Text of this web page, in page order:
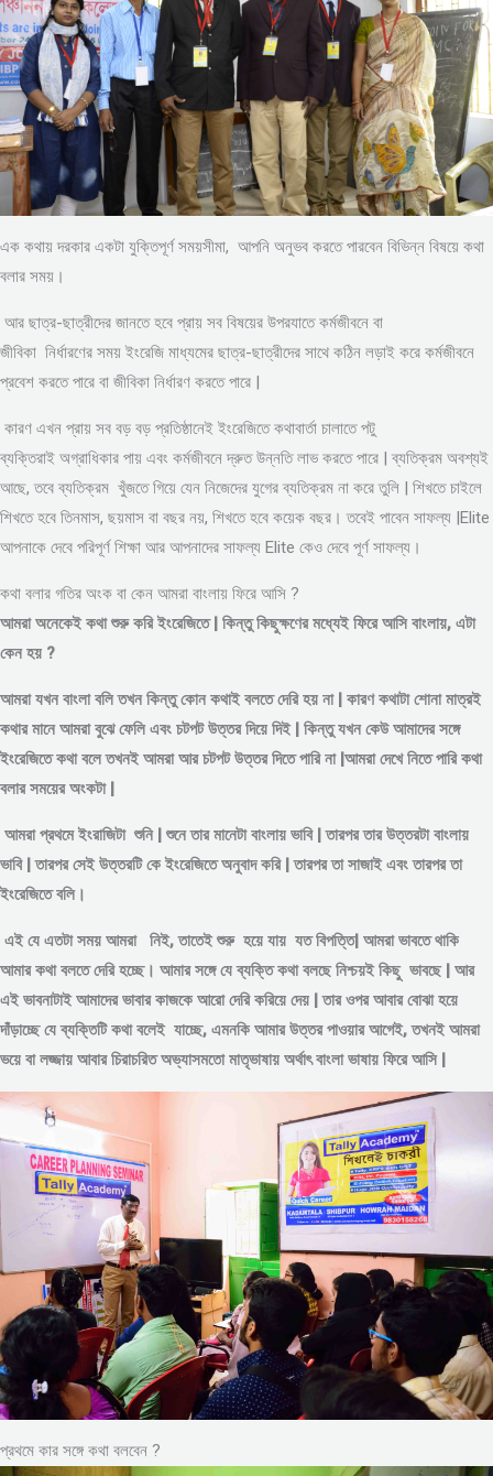
এক কথায় দরকার একটা যুক্তিপূর্ণ সময়সীমা, আপনি অনুভব করতে পারবেন বিভিন্ন বিষয়ে কথা
বলার সময়।
আর ছাত্র-ছাত্রীদের জানতে হবে প্রায় সব বিষয়ের উপরযাতে কর্মজীবনে বা
জীবিকা নির্ধারণের সময় ইংরেজি মাধ্যমের ছাত্র-ছাত্রীদের সাথে কঠিন লড়াই করে কর্মজীবনে
প্রবেশ করতে পারে বা জীবিকা নির্ধারণ করতে পারে |
কারণ এখন প্রায় সব বড় বড় প্রতিষ্ঠানেই ইংরেজিতে কথাবার্তা চালাতে পটু
ব্যক্তিরাই অগ্রাধিকার পায় এবং কর্মজীবনে দ্রুত উন্নতি লাভ করতে পারে | ব্যতিক্রম অবশ্যই
আছে, তবে ব্যতিক্রম খুঁজতে গিয়ে যেন নিজেদের যুগের ব্যতিক্রম না করে তুলি | শিখতে চাইলে
শিখতে হবে তিনমাস, ছয়মাস বা বছর নয়, শিখতে হবে কয়েক বছর। তবেই পাবেন সাফল্য |Elite
আপনাকে দেবে পরিপূর্ণ শিক্ষা আর আপনাদের সাফল্য Elite কেও দেবে পূর্ণ সাফল্য।
কথা বলার গতির অংক বা কেন আমরা বাংলায় ফিরে আসি ?
আমরা অনেকেই কথা শুরু করি ইংরেজিতে | কিন্তু কিছুক্ষণের মধ্যেই ফিরে আসি বাংলায়, এটা
কেন হয় ?
আমরা যখন বাংলা বলি তখন কিন্তু কোন কথাই বলতে দেরি হয় না | কারণ কথাটা শোনা মাত্রই
কথার মানে আমরা বুঝে ফেলি এবং চটপট উত্তর দিয়ে দিই | কিন্তু যখন কেউ আমাদের সঙ্গে
ইংরেজিতে কথা বলে তখনই আমরা আর চটপট উত্তর দিতে পারি না |আমরা দেখে নিতে পারি কথা
বলার সময়ের অংকটা |
আমরা প্রথমে ইংরাজিটা শুনি | শুনে তার মানেটা বাংলায় ভাবি | তারপর তার উত্তরটা বাংলায়
ভাবি | তারপর সেই উত্তরটি কে ইংরেজিতে অনুবাদ করি | তারপর তা সাজাই এবং তারপর তা
ইংরেজিতে বলি।
এই যে এতটা সময় আমরা নিই, তাতেই শুরু হয়ে যায় যত বিপত্তি| আমরা ভাবতে থাকি
আমার কথা বলতে দেরি হচ্ছে। আমার সঙ্গে যে ব্যক্তি কথা বলছে নিশ্চয়ই কিছু ভাবছে | আর
এই ভাবনাটাই আমাদের ভাবার কাজকে আরো দেরি করিয়ে দেয় | তার ওপর আবার বোঝা হয়ে
দাঁড়াচ্ছে যে ব্যক্তিটি কথা বলেই যাচ্ছে, এমনকি আমার উত্তর পাওয়ার আগেই, তখনই আমরা
ভয়ে বা লজ্জায় আবার চিরাচরিত অভ্যাসমতো মাতৃভাষায় অর্থাৎ বাংলা ভাষায় ফিরে আসি |
প্রথমে কার সঙ্গে কথা বলবেন ?